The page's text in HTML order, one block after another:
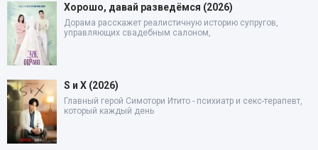
Хорошо, давай разведёмся (2026)
Дорама расскажет реалистичную историю супругов,
управляющих свадебным салоном,
S и X (2026)
Главный герой Симотори Итито - психиатр и секс-терапевт,
который каждый день